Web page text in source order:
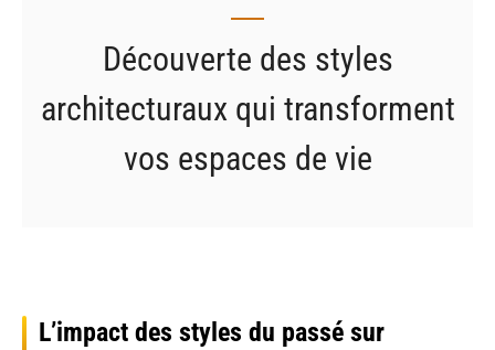
Découverte des styles
architecturaux qui transforment
vos espaces de vie
L’impact des styles du passé sur